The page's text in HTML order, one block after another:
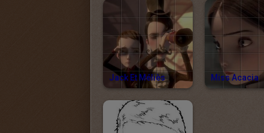
Jack Et Méliès Miss Acacia